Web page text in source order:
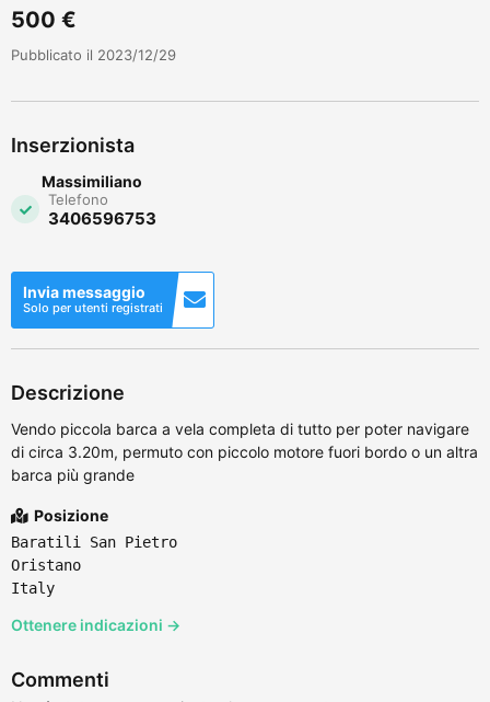
500 €
Pubblicato il 2023/12/29
Inserzionista
Massimiliano
Telefono
3406596753
Invia messaggio
Solo per utenti registrati
Descrizione
Vendo piccola barca a vela completa di tutto per poter navigare
di circa 3.20m, permuto con piccolo motore fuori bordo o un altra
barca più grande
Posizione
Baratili San Pietro
Oristano
Italy
Ottenere indicazioni →
Commenti